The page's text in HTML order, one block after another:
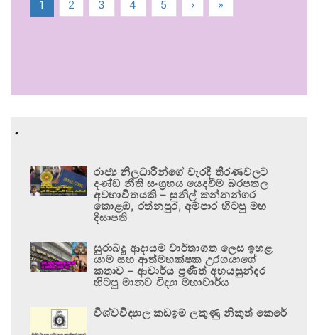
1 2 3 4 5 › »
.
රාජ්‍ය නිලධාරීන්ගේ වැරදි තීරණවලට
දණ්ඩ නීති සංග්‍රහය යෙදවීම බරපතල
අවභාවිතයකි – සුනිල් කන්නන්ගර
කොළඹ, රත්නපුර, අම්පාර හිටපු මහ
දිසාපති
සුරාබදු ආදායම වාර්තාගත ලෙස ඉහළ
යාම සහ ආත්මභක්ෂක උරගයාගේ
කතාව – ආචාර්ය ප්‍රණීත් අභයසුන්දර
හිටපු මානව විද්‍යා මහාචාර්ය
විශ්වවිද්‍යාල කඩඉම් ලකුණු නිකුත් කෙරේ